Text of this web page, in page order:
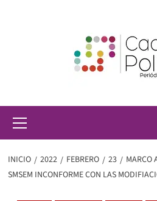
principal
INICIO 2022 FEBRERO 23
MARCO
SMSEM INCONFORME CON LAS